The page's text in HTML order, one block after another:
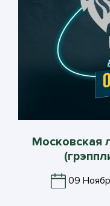
Московская
09